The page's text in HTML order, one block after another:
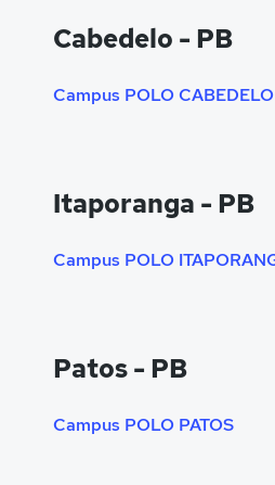
Cabedelo - PB
Campus POLO CABEDELO
Itaporanga - PB
Patos - PB
Campus POLO PATOS